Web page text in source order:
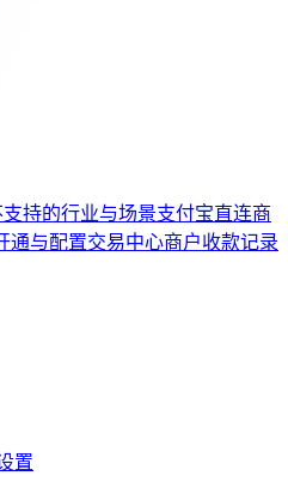
持的行业与场景支付宝直连商
通与配置交易中心商户收款记录
置